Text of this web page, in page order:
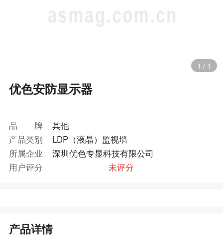
1 / 1
优色安防显示器
品牌
其他
产品类别
LDP（液晶）监视墙
所属企业
深圳优色专显科技有限公司
用户评分
未评分
产品详情